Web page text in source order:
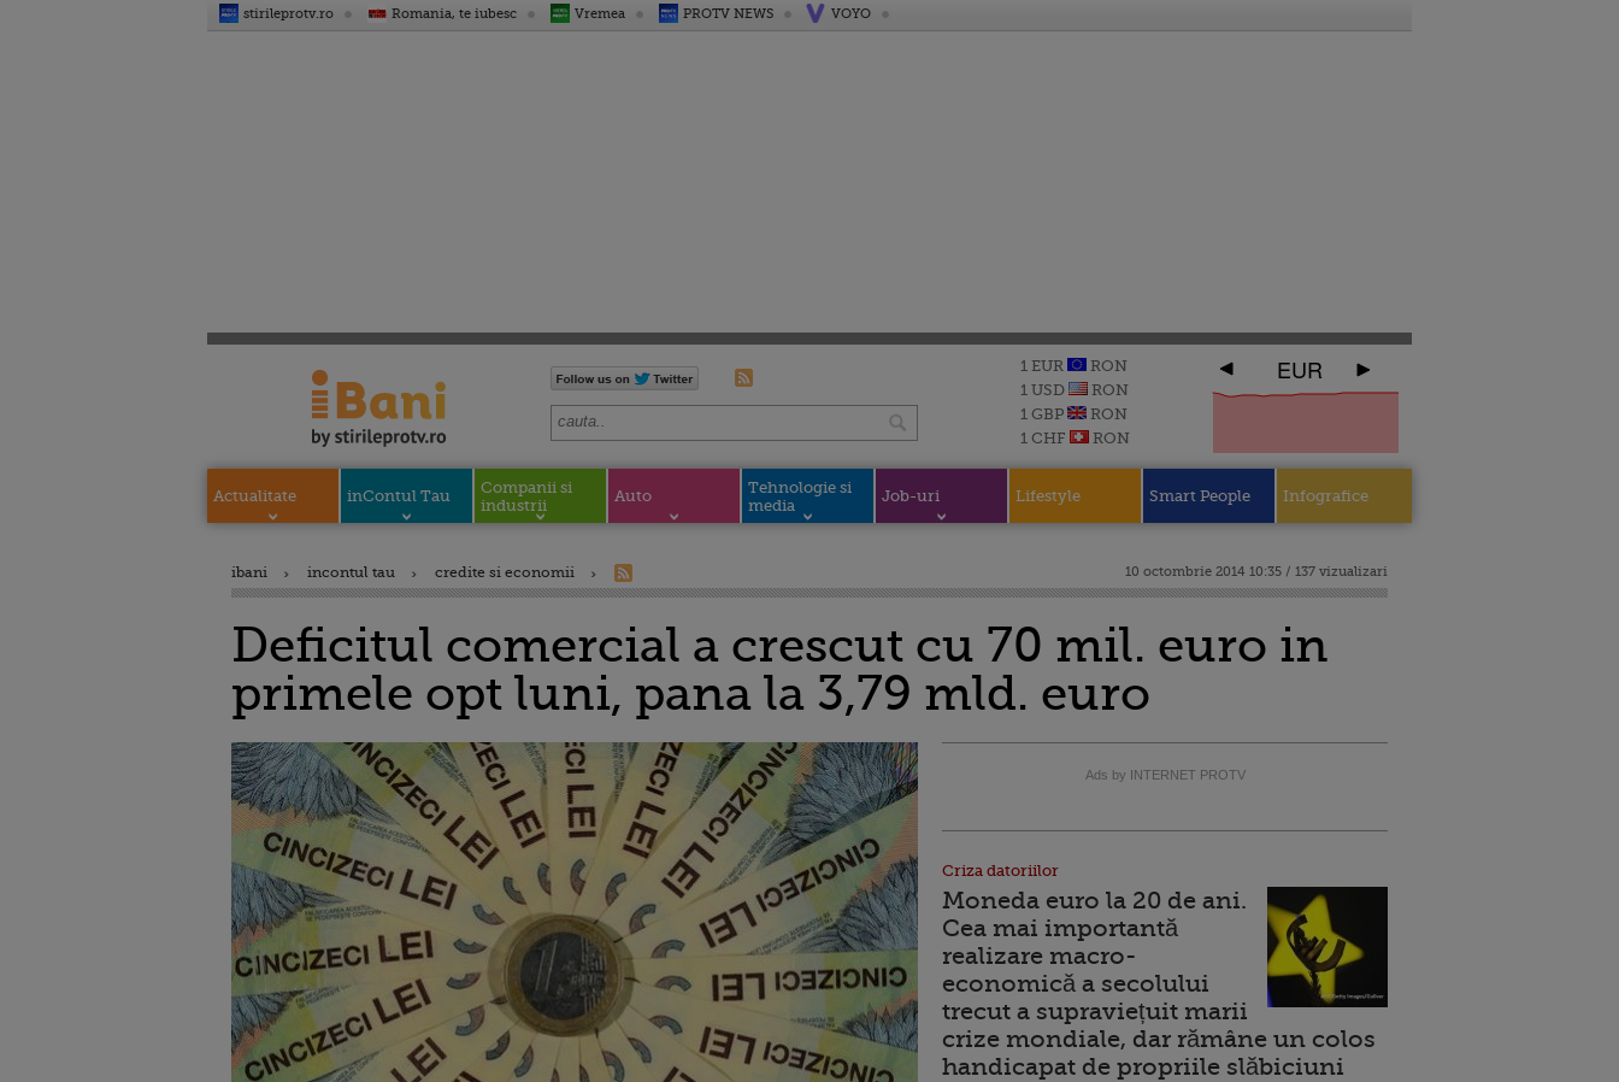
stirileprotv.ro Romania, te iubesc Vremea PROTV NEWS VOYO
1 EUR
RON
1 USD
RON
1 GBP
RON
1 CHF
RON
EUR
Actualitate inContul Tau
Companii si
industrii
Auto
Tehnologie si
media
Job-uri Lifestyle Smart People Infografice
ibani incontul tau credite si economii 10 octombrie 2014 10:35 / 137 vizualizari
Deficitul comercial a crescut cu 70 mil. euro in
primele opt luni, pana la 3,79 mld. euro
Ads by INTERNET PROTV
Criza datoriilor
Moneda euro la 20 de ani.
Cea mai importantă
realizare macro-
economică a secolului
trecut a supraviețuit marii
crize mondiale, dar rămâne un colos
handicapat de propriile slăbiciuni